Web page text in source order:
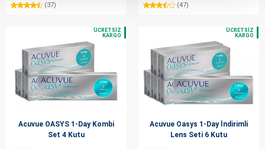
(37) (47)
Acuvue OASYS 1-Day Kombi
Set 4 Kutu
Acuvue Oasys 1-Day İndirimli
Lens Seti 6 Kutu